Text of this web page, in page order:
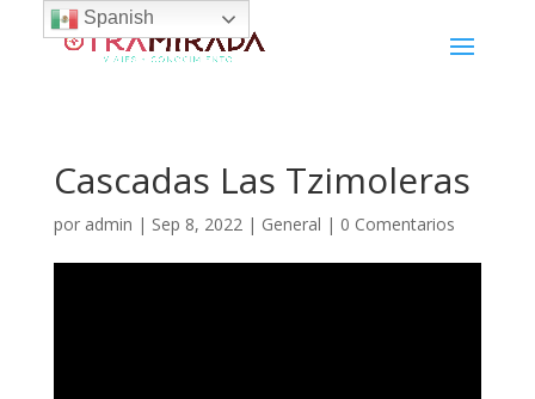
Cascadas Las Tzimoleras
por admin | Sep 8, 2022| General | 0 Comentarios
Spanish